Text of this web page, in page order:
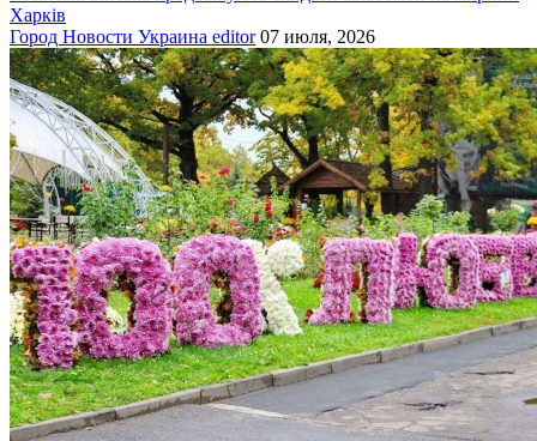
Харків
Город Новости Украина editor 07 июля, 2026